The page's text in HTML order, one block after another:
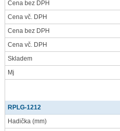
Cena bez DPH
Cena vč. DPH
Cena bez DPH
Cena vč. DPH
Skladem
Mj
RPLG-1212
Hadička (mm)